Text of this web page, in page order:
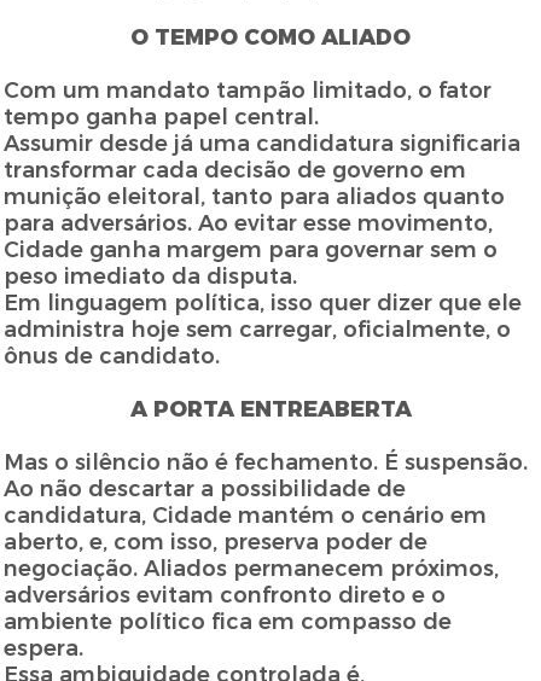
O TEMPO COMO ALIADO
Com um mandato tampão limitado, o fator
tempo ganha papel central.
Assumir desde já uma candidatura significaria
transformar cada decisão de governo em
munição eleitoral, tanto para aliados quanto
para adversários. Ao evitar esse movimento,
Cidade ganha margem para governar sem o
peso imediato da disputa.
Em linguagem política, isso quer dizer que ele
administra hoje sem carregar, oficialmente, o
ônus de candidato.
A PORTA ENTREABERTA
Mas o silêncio não é fechamento. É suspensão.
Ao não descartar a possibilidade de
candidatura, Cidade mantém o cenário em
aberto, e, com isso, preserva poder de
negociação. Aliados permanecem próximos,
adversários evitam confronto direto e o
ambiente político fica em compasso de
espera.
Essa ambiguidade controlada é,